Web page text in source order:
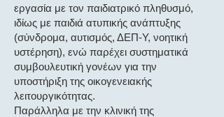
εργασία με τον παιδιατρικό πληθυσμό,
ιδίως με παιδιά ατυπικής ανάπτυξης
(σύνδρομα, αυτισμός, ΔΕΠ-Υ, νοητική
υστέρηση), ενώ παρέχει συστηματικά
συμβουλευτική γονέων για την
υποστήριξη της οικογενειακής
λειτουργικότητας.
Παράλληλα με την κλινική της